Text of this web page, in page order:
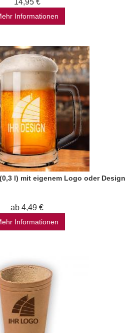
14,95 €
Informationen
l) mit eigenem Logo oder Design
ab 4,49 €
Informationen